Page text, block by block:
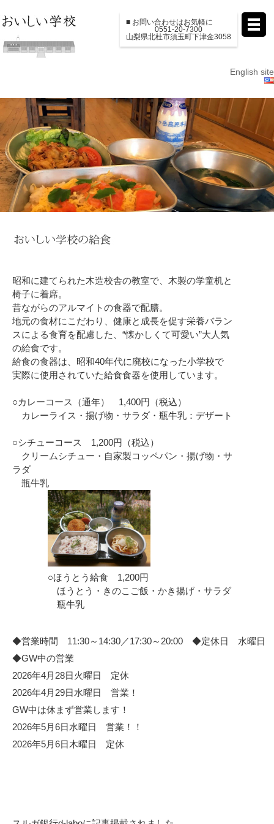
■ お問い合わせはお気軽に
0551-20-7300
山梨県北杜市須玉町下津金3058
English site
昭和に建てられた木造校舎の教室で、木製の学童机と
椅子に着席。
昔ながらのアルマイトの食器で配膳。
地元の食材にこだわり、健康と成長を促す栄養バラン
スによる食育を配慮した、“懐かしくて可愛い”大人気
の給食です。
給食の食器は、昭和40年代に廃校になった小学校で
実際に使用されていた給食食器を使用しています。
○カレーコース（通年） 1,400円（税込）
カレーライス・揚げ物・サラダ・瓶牛乳：デザート
○シチューコース 1,200円（税込）
クリームシチュー・自家製コッペパン・揚げ物・サ
ラダ
瓶牛乳
○ほうとう給食 1,200円
ほうとう・きのこご飯・かき揚げ・サラダ
瓶牛乳
◆営業時間 11:30～14:30／17:30～20:00 ◆定休日 水曜日
◆GW中の営業
2026年4月28日火曜日 定休
2026年4月29日水曜日 営業！
GW中は休まず営業します！
2026年5月6日水曜日 営業！！
2026年5月6日木曜日 定休